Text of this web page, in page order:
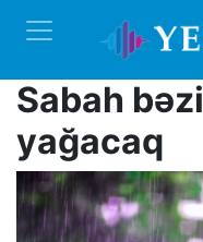
Sabah
yağacaq